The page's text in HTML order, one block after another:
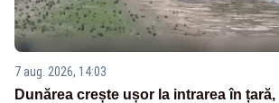
7 aug. 2026, 14:03
Dunărea crește ușor la intrarea în